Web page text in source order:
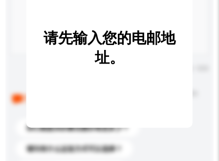
你们能提供的最优惠价格是多少？
请问有什么运送方式可以选择？
请先输入您的电邮地
址。